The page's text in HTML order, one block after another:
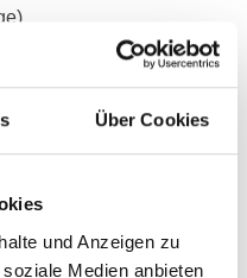
Über Cookies
und Anzeigen zu
Medien anbieten